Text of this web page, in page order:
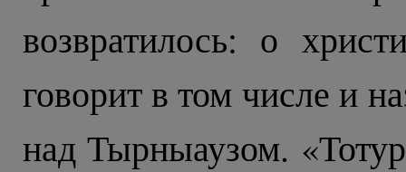
возвратилось: о
говорит в том числе и
над Тырныаузом.